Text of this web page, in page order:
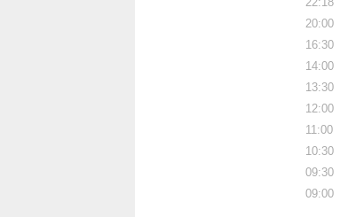
20:00
16:30
14:00
13:30
12:00
11:00
10:30
09:30
09:00